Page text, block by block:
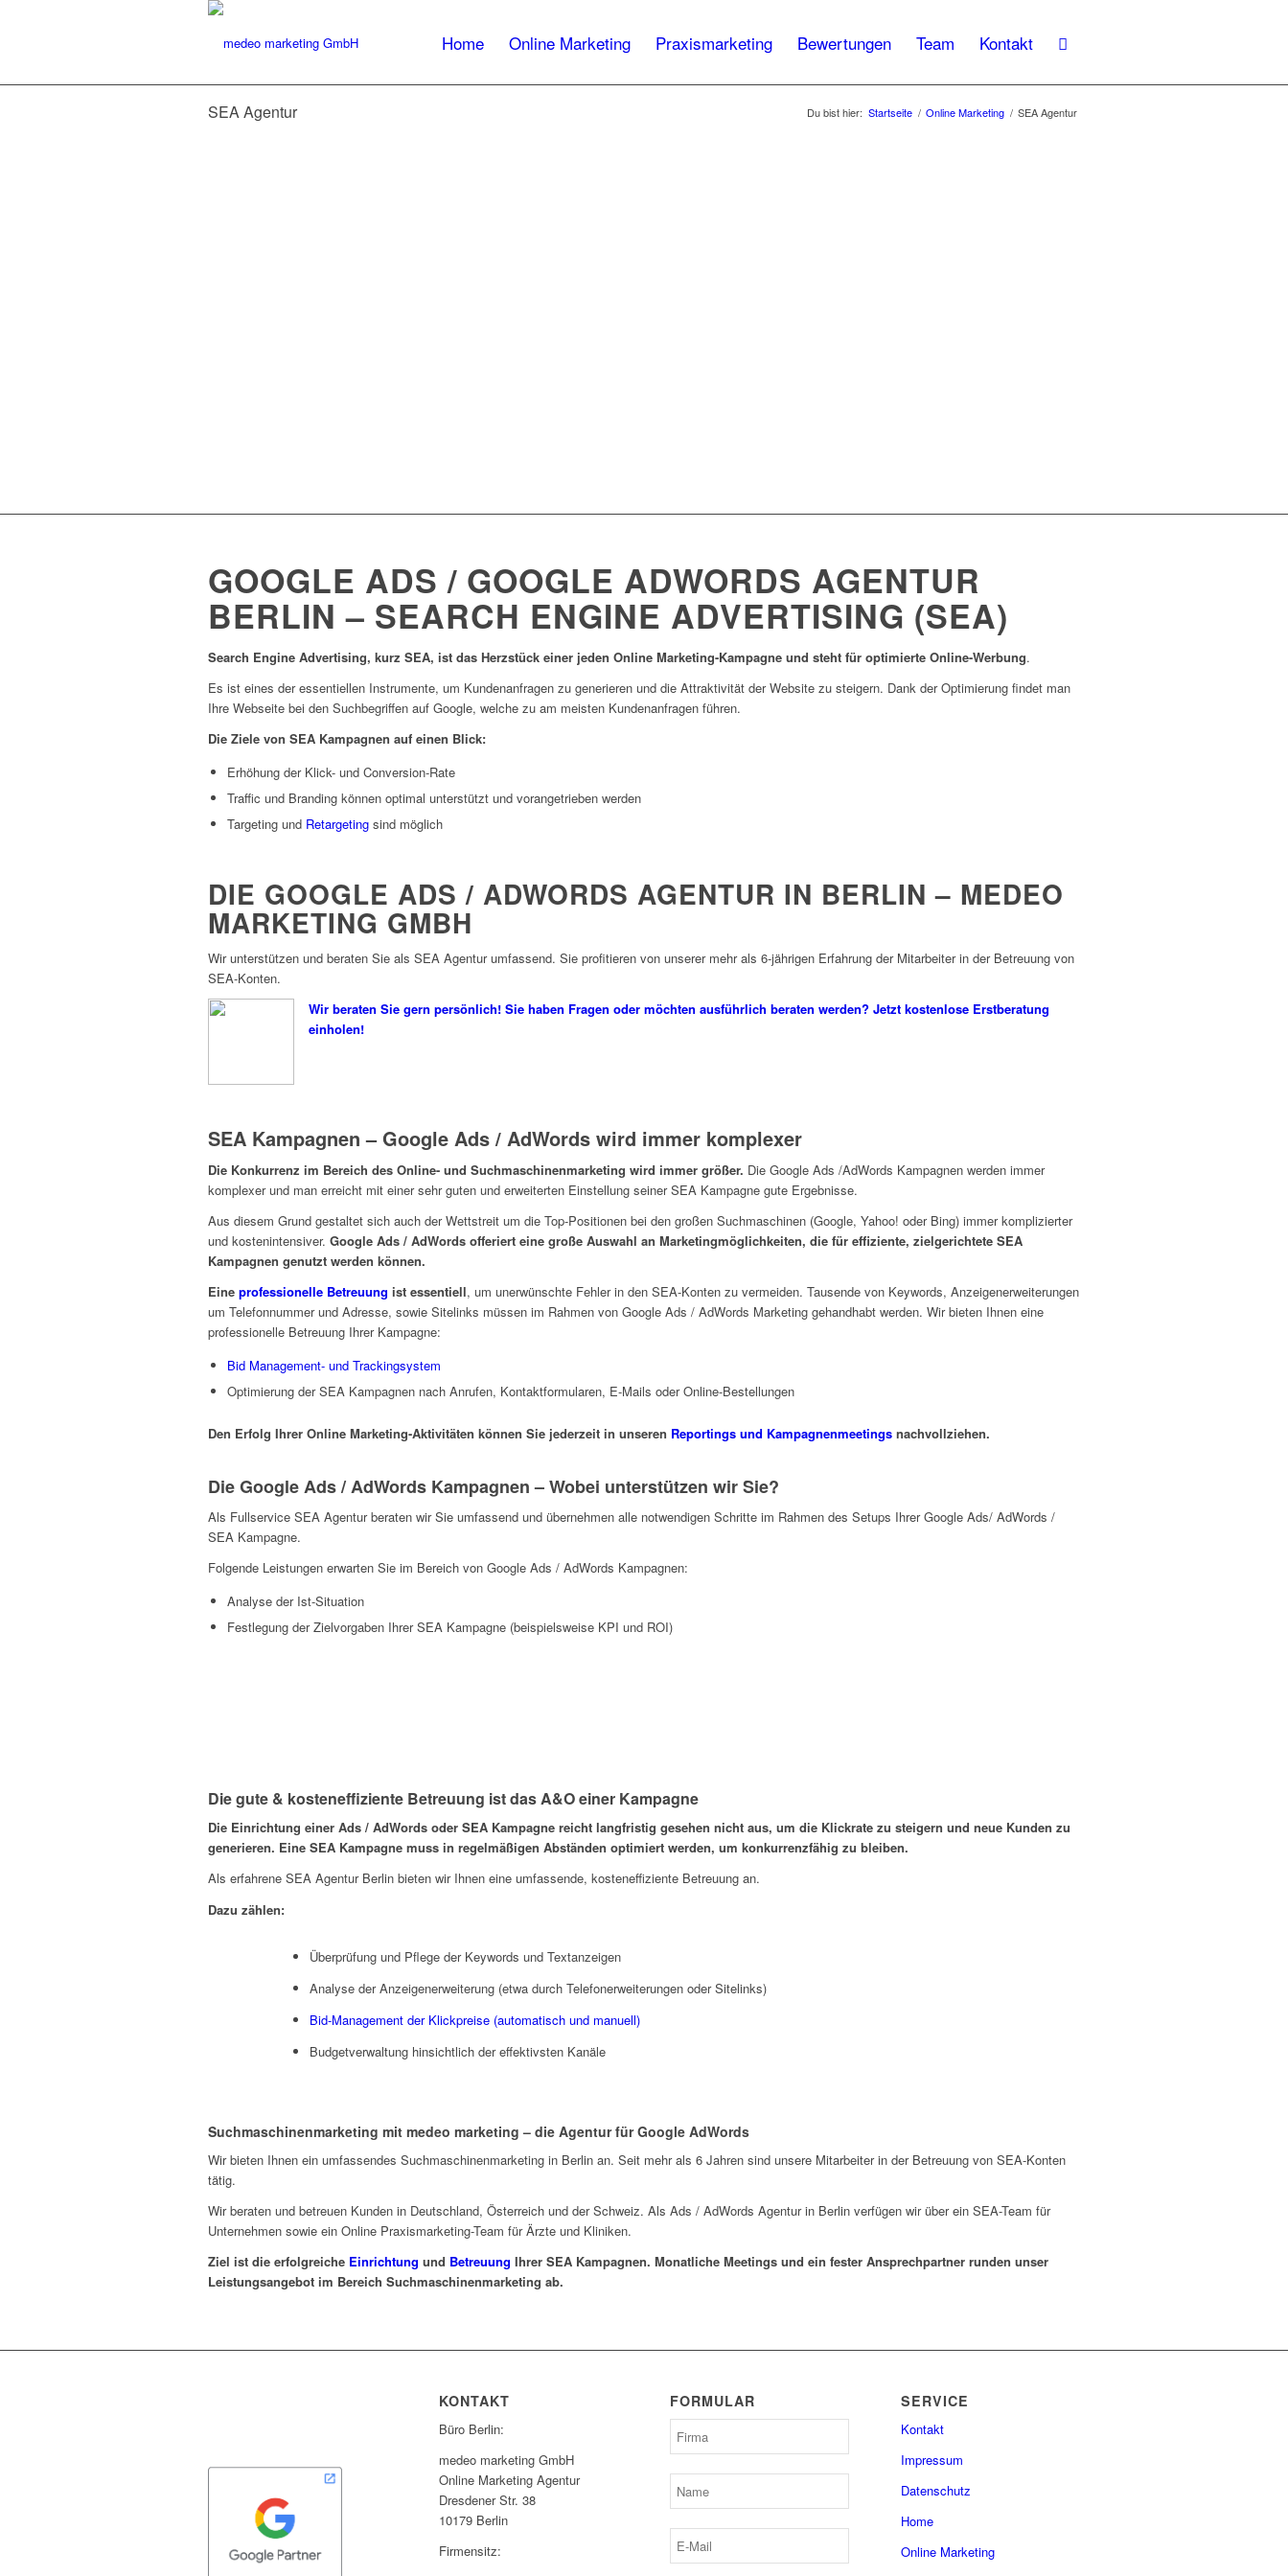
Home Online Marketing Praxismarketing Bewertungen Team Kontakt
SEA Agentur Du bist hier: Startseite / Online Marketing / SEA Agentur
GOOGLE ADS / GOOGLE ADWORDS AGENTUR
BERLIN – SEARCH ENGINE ADVERTISING (SEA)
Search Engine Advertising, kurz SEA, ist das Herzstück einer jeden Online Marketing-Kampagne und steht für optimierte Online-Werbung.
Es ist eines der essentiellen Instrumente, um Kundenanfragen zu generieren und die Attraktivität der Website zu steigern. Dank der Optimierung findet man
Ihre Webseite bei den Suchbegriffen auf Google, welche zu am meisten Kundenanfragen führen.
Die Ziele von SEA Kampagnen auf einen Blick:
Erhöhung der Klick- und Conversion-Rate
Traffic und Branding können optimal unterstützt und vorangetrieben werden
Targeting und Retargeting sind möglich
DIE GOOGLE ADS / ADWORDS AGENTUR IN BERLIN – MEDEO
MARKETING GMBH
Wir unterstützen und beraten Sie als SEA Agentur umfassend. Sie profitieren von unserer mehr als 6-jährigen Erfahrung der Mitarbeiter in der Betreuung von
SEA-Konten.
Wir beraten Sie gern persönlich! Sie haben Fragen oder möchten ausführlich beraten werden? Jetzt kostenlose Erstberatung
einholen!
SEA Kampagnen – Google Ads / AdWords wird immer komplexer
Die Konkurrenz im Bereich des Online- und Suchmaschinenmarketing wird immer größer. Die Google Ads /AdWords Kampagnen werden immer
komplexer und man erreicht mit einer sehr guten und erweiterten Einstellung seiner SEA Kampagne gute Ergebnisse.
Aus diesem Grund gestaltet sich auch der Wettstreit um die Top-Positionen bei den großen Suchmaschinen (Google, Yahoo! oder Bing) immer komplizierter
und kostenintensiver. Google Ads / AdWords offeriert eine große Auswahl an Marketingmöglichkeiten, die für effiziente, zielgerichtete SEA
Kampagnen genutzt werden können.
Eine professionelle Betreuung ist essentiell, um unerwünschte Fehler in den SEA-Konten zu vermeiden. Tausende von Keywords, Anzeigenerweiterungen
um Telefonnummer und Adresse, sowie Sitelinks müssen im Rahmen von Google Ads / AdWords Marketing gehandhabt werden. Wir bieten Ihnen eine
professionelle Betreuung Ihrer Kampagne:
Bid Management- und Trackingsystem
Optimierung der SEA Kampagnen nach Anrufen, Kontaktformularen, E-Mails oder Online-Bestellungen
Den Erfolg Ihrer Online Marketing-Aktivitäten können Sie jederzeit in unseren Reportings und Kampagnenmeetings nachvollziehen.
Die Google Ads / AdWords Kampagnen – Wobei unterstützen wir Sie?
Als Fullservice SEA Agentur beraten wir Sie umfassend und übernehmen alle notwendigen Schritte im Rahmen des Setups Ihrer Google Ads/ AdWords /
SEA Kampagne.
Folgende Leistungen erwarten Sie im Bereich von Google Ads / AdWords Kampagnen:
Analyse der Ist-Situation
Festlegung der Zielvorgaben Ihrer SEA Kampagne (beispielsweise KPI und ROI)
Die gute & kosteneffiziente Betreuung ist das A&O einer Kampagne
Die Einrichtung einer Ads / AdWords oder SEA Kampagne reicht langfristig gesehen nicht aus, um die Klickrate zu steigern und neue Kunden zu
generieren. Eine SEA Kampagne muss in regelmäßigen Abständen optimiert werden, um konkurrenzfähig zu bleiben.
Als erfahrene SEA Agentur Berlin bieten wir Ihnen eine umfassende, kosteneffiziente Betreuung an.
Dazu zählen:
Überprüfung und Pflege der Keywords und Textanzeigen
Analyse der Anzeigenerweiterung (etwa durch Telefonerweiterungen oder Sitelinks)
Bid-Management der Klickpreise (automatisch und manuell)
Budgetverwaltung hinsichtlich der effektivsten Kanäle
Suchmaschinenmarketing mit medeo marketing – die Agentur für Google AdWords
Wir bieten Ihnen ein umfassendes Suchmaschinenmarketing in Berlin an. Seit mehr als 6 Jahren sind unsere Mitarbeiter in der Betreuung von SEA-Konten
tätig.
Wir beraten und betreuen Kunden in Deutschland, Österreich und der Schweiz. Als Ads / AdWords Agentur in Berlin verfügen wir über ein SEA-Team für
Unternehmen sowie ein Online Praxismarketing-Team für Ärzte und Kliniken.
Ziel ist die erfolgreiche Einrichtung und Betreuung Ihrer SEA Kampagnen. Monatliche Meetings und ein fester Ansprechpartner runden unser
Leistungsangebot im Bereich Suchmaschinenmarketing ab.
KONTAKT
Büro Berlin:
medeo marketing GmbH
Online Marketing Agentur
Dresdener Str. 38
10179 Berlin
Firmensitz:
FORMULAR SERVICE
Kontakt
Impressum
Datenschutz
Home
Online Marketing